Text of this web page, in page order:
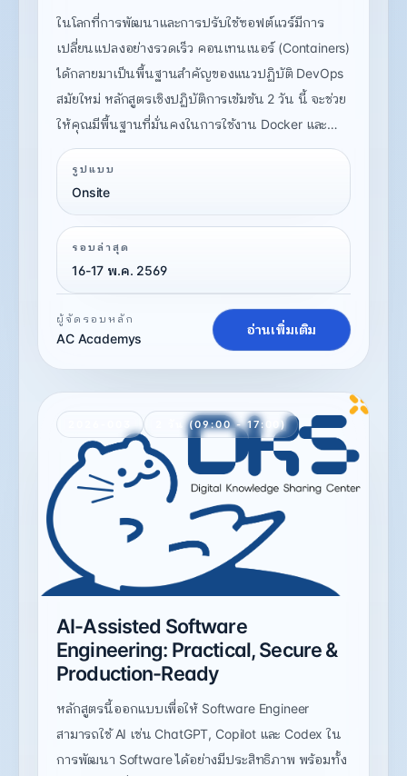
ในโลกที่การพัฒนาและการปรับใช้ซอฟต์แวร์มีการ
เปลี่ยนแปลงอย่างรวดเร็ว คอนเทนเนอร์ (Containers)
ได้กลายมาเป็นพื้นฐานสำคัญของแนวปฏิบัติ DevOps
สมัยใหม่ หลักสูตรเชิงปฏิบัติการเข้มข้น 2 วัน นี้ จะช่วย
ให้คุณมีพื้นฐานที่มั่นคงในการใช้งาน Docker และ
Kubernetes ซึ่งเป็นเครื่องมือยอดนิยมสำหรับการ
จัดการและประสานคอนเทนเนอร์ หลักสูตรนี้ออกแบบ
มาเพื่อ นักพัฒนาโปรแกรม วิศวกร DevOps และ
สถาปนิกระบบ โดยผสมผสานทฤษฎีและการปฏิบัติ
จริงอย่างลงตัว
รูปแบบ
Onsite
รอบล่าสุด
16-17 พ.ค. 2569
ผู้จัดรอบหลัก
AC Academys
อ่านเพิ่มเติม
2 วัน (09:00 - 17:00)
AI-Assisted Software
Engineering: Practical, Secure &
Production-Ready
หลักสูตรนี้ออกแบบเพื่อให้ Software Engineer
สามารถใช้ AI เช่น ChatGPT, Copilot และ Codex ใน
การพัฒนา Software ได้อย่างมีประสิทธิภาพ พร้อมทั้ง